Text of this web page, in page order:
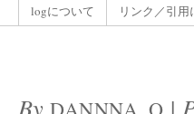
logについて リンク／引用
By |